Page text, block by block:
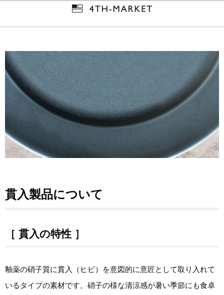
貫入製品について
［ 貫入の特性 ］
釉薬の硝子質に貫入（ヒビ）を意図的に意匠として取り入れて
いるタイプの素材です。硝子の様な清涼感が暑い季節にも食卓